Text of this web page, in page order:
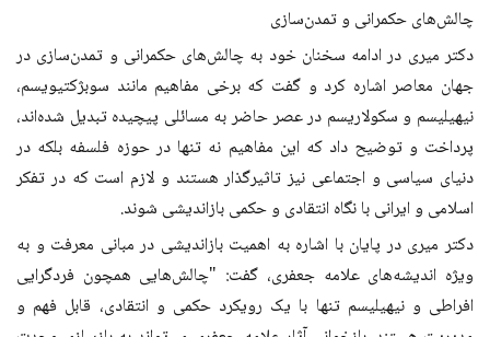
چالش‌های حکمرانی و تمدن‌سازی
دکتر میری در ادامه سخنان خود به چالش‌های حکمرانی و تمدن‌سازی در
جهان معاصر اشاره کرد و گفت که برخی مفاهیم مانند سوبژکتیویسم،
نیهیلیسم و سکولاریسم در عصر حاضر به مسائلی پیچیده تبدیل شده‌اند،
پرداخت و توضیح داد که این مفاهیم نه تنها در حوزه فلسفه بلکه در
دنیای سیاسی و اجتماعی نیز تاثیرگذار هستند و لازم است که در تفکر
اسلامی و ایرانی با نگاه انتقادی و حکمی بازاندیشی شوند.
دکتر میری در پایان با اشاره به اهمیت بازاندیشی در مبانی معرفت و به
ویژه اندیشه‌های علامه جعفری، گفت: "چالش‌هایی همچون فردگرایی
افراطی و نیهیلیسم تنها با یک رویکرد حکمی و انتقادی، قابل فهم و